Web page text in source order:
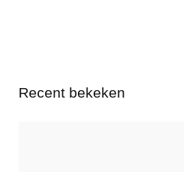
Recent bekeken